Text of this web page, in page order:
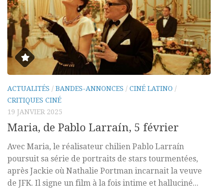
ACTUALITÉS / BANDES-ANNONCES / CINÉ LATINO /
CRITIQUES CINÉ
19 JANVIER 2025
Maria, de Pablo Larraín, 5 février
Avec Maria, le réalisateur chilien Pablo Larraín
poursuit sa série de portraits de stars tourmentées,
après Jackie où Nathalie Portman incarnait la veuve
de JFK. Il signe un film à la fois intime et halluciné...